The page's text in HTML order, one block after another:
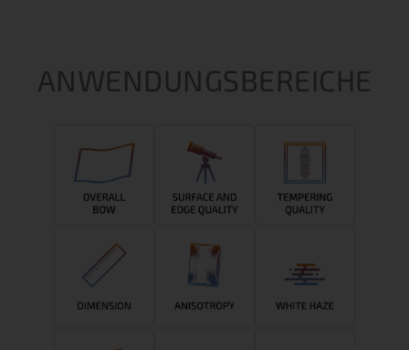
ANWENDUNGSBEREICHE